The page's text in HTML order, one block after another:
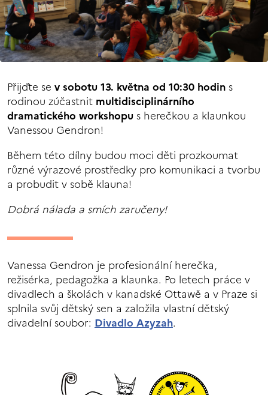
Přijďte se v sobotu 13. května od 10:30 hodins
rodinou zúčastnit multidisciplinárního
dramatického workshopus herečkou a klaunkou
Vanessou Gendron!
Během této dílny budou moci děti prozkoumat
různé výrazové prostředky pro komunikaci a tvorbu
a probudit v sobě klauna!
Dobrá nálada a smích zaručeny!
Vanessa Gendron je profesionální herečka,
režisérka, pedagožka a klaunka. Po letech práce v
divadlech a školách v kanadské Ottawě a v Praze si
splnila svůj dětský sen a založila vlastní dětský
divadelní soubor: Divadlo Azyzah.